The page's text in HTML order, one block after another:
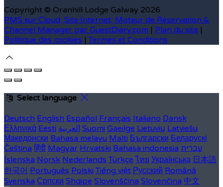
Copyright © Oranhill Lodge Galway 2026
PMS sur Cloud, Site Internet, Moteur de Réservation &
Channel Manager par GuestDiary.com | Plan du site |
Politique des cookies | Termes et Conditions
Select language
Deutsch English Español Français Italiano Dansk
Ελληνικά Eesti العربية Suomi Gaeilge Lietuvių Latviešu
Македонски Bahasa melayu Malti Български Беларускі
Čeština हिंदी Magyar Hrvatski Bahasa indonesia עברית
Íslenska Norsk Nederlands Türkçe ไทย Українська 日本語
한국어 Português Polski Tiếng việt Русский Română
Svenska Српски Shqipe Slovenščina Slovenčina 中文